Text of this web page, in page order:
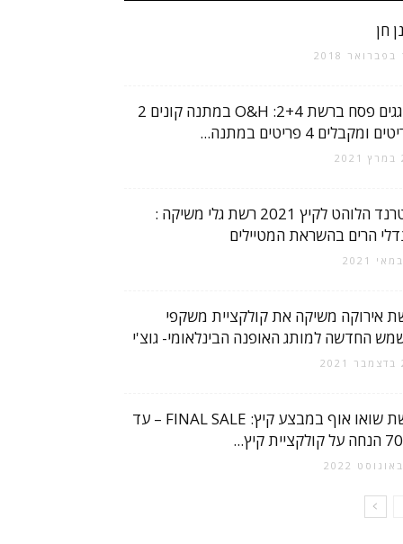
חן
חוגגים פסח ברשת O&H :2+4 במתנה קונים 2
ומקבלים 4 פריטים במתנה...
הטרנד הלוהט לקיץ 2021 רשת גלי משיקה :
הרים בהשראת המטיילים
אירוקה משיקה את קולקציית משקפי
החדשה למותג האופנה הבינלאומי- גוצ'י
רשת שואו אוף במבצע קיץ: FINAL SALE – עד
קיץ...